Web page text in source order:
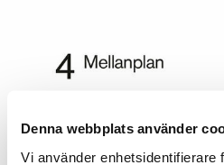
Denna webbplats använder
Vi använder enhetsidentifierare